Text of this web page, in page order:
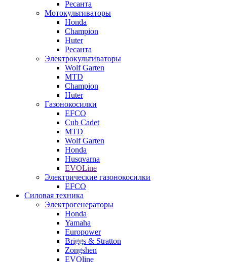
Ресанта
Мотокультиваторы
Honda
Champion
Huter
Ресанта
Электрокультиваторы
Wolf Garten
MTD
Champion
Huter
Газонокосилки
EFCO
Cub Cadet
MTD
Wolf Garten
Honda
Husqvarna
EVOLine
Электрические газонокосилки
EFCO
Силовая техника
Электрогенераторы
Honda
Yamaha
Europower
Briggs & Stratton
Zongshen
EVOline